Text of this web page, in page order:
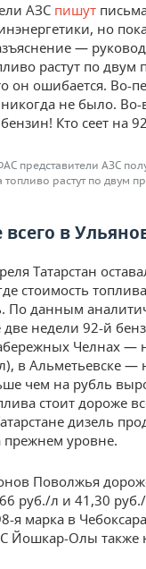
АЗС пишут
но
—
растут по двум
он ошибается. Во-
никогда не было.
Кто сеет на
представители АЗС
топливо растут по двум
в
Татарстан
стоимость
По данным
недели 92-й
Челнах —
в Альметьевске —
чем на рубль
стоит дороже
дизель
прежнем уровне.
Поволжья
руб./л и 41,30
я марка в
Йошкар-Олы также